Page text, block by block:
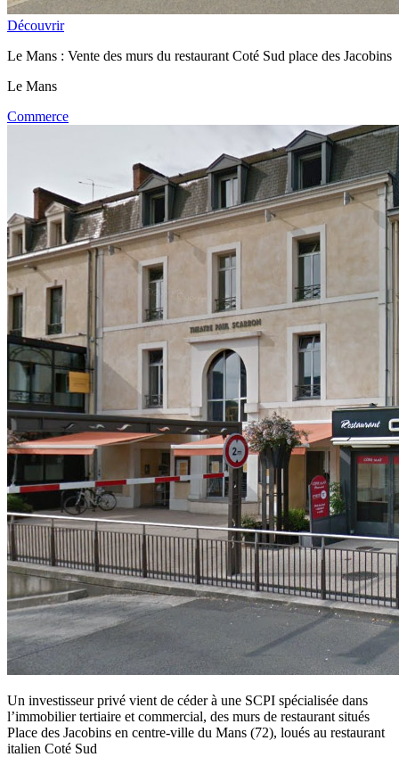
Découvrir
Le Mans : Vente des murs du restaurant Coté Sud place des Jacobins
Le Mans
Commerce
Un investisseur privé vient de céder à une SCPI spécialisée dans
l’immobilier tertiaire et commercial, des murs de restaurant situés
Place des Jacobins en centre-ville du Mans (72), loués au restaurant
italien Coté Sud